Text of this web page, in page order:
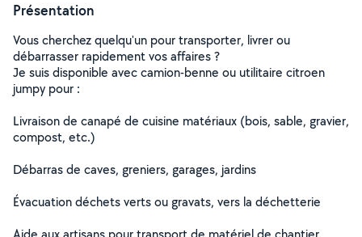
Présentation
Vous cherchez quelqu'un pour transporter, livrer ou
débarrasser rapidement vos affaires ?
Je suis disponible avec camion-benne ou utilitaire citroen
jumpy pour :
Livraison de canapé de cuisine matériaux (bois, sable, gravier,
compost, etc.)
Débarras de caves, greniers, garages, jardins
Évacuation déchets verts ou gravats, vers la déchetterie